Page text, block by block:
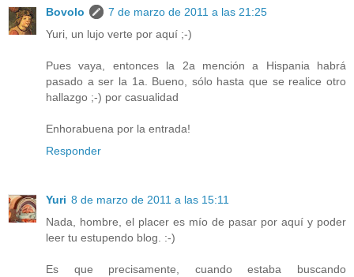
Bovolo
7 de marzo de 2011 a las 21:25
Yuri, un lujo verte por aquí ;-)
Pues vaya, entonces la 2a mención a Hispania habrá
pasado a ser la 1a. Bueno, sólo hasta que se realice otro
hallazgo ;-) por casualidad
Enhorabuena por la entrada!
Responder
Yuri 8 de marzo de 2011 a las 15:11
Nada, hombre, el placer es mío de pasar por aquí y poder
leer tu estupendo blog. :-)
Es que precisamente, cuando estaba buscando